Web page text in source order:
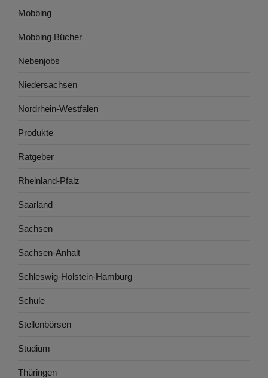
Mobbing
Mobbing Bücher
Nebenjobs
Niedersachsen
Nordrhein-Westfalen
Produkte
Ratgeber
Rheinland-Pfalz
Saarland
Sachsen
Sachsen-Anhalt
Schleswig-Holstein-Hamburg
Schule
Stellenbörsen
Studium
Thüringen